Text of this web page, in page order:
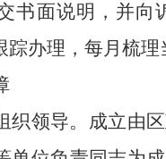
书面说明，并
踪办理，每月梳
织领导。 成立由